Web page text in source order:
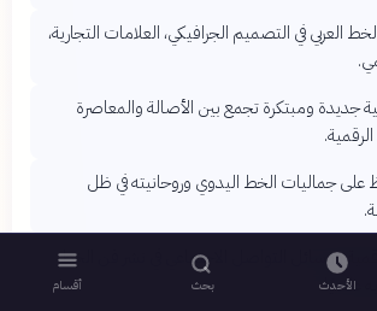
العربي في التصميم الجرافيكي، العلامات التجارية،
جديدة ومبتكرة تجمع بين الأصالة والمعاصرة
على جماليات الخط اليدوي وروحانيته في ظل
ووسائل التواصل الاجتماعي في نشر فن الخط
عالميًا.
الأحدث بحث أقسام